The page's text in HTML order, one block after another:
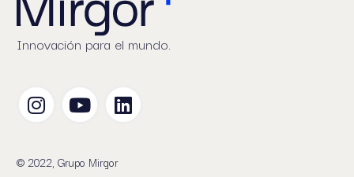
Innovación para el mundo.
© 2022, Grupo Mirgor